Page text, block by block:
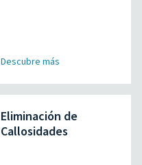
Descubre más
Eliminación de
Callosidades